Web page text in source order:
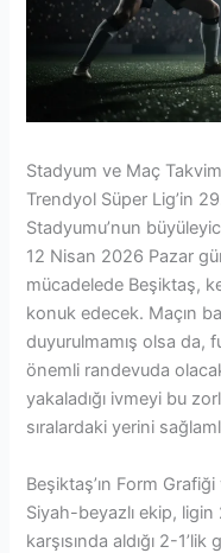
Stadyum ve Maç
Trendyol Süper Lig’in
Stadyumu’nun
12 Nisan 2026 Pazar
mücadelede Beşiktaş,
konuk edecek. Maçın
duyurulmamış olsa da,
önemli randevuda
yakaladığı ivmeyi bu
sıralardaki yerini
Beşiktaş’ın Form
Siyah-beyazlı ekip, ligin
karşısında aldığı 2-